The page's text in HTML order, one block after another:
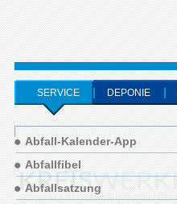
SERVICE DEPONIE
Abfall-Kalender-App
Abfallfibel
Abfallsatzung